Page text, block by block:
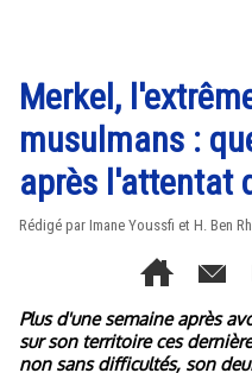
Merkel,
musulmans :
après l'attentat
Rédigé par Imane Youssfi et H. Ben
Plus d'une semaine après
sur son territoire ces
non sans difficultés, son